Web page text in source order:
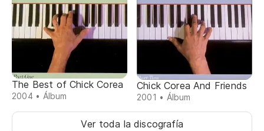
The Best of Chick Corea
2004 • Álbum
Chick Corea And Friends
2001 • Álbum
Ver toda la discografía